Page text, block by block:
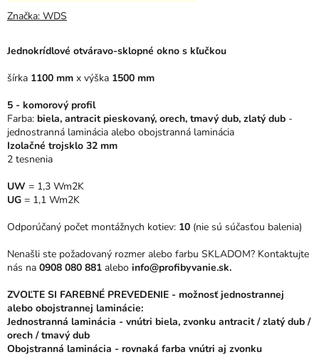
Jednokrídlové otváravo-sklopné okno s kľučkou
šírka 1100 mm x výška 1500 mm
5 - komorový profil
Farba: biela, antracit pieskovaný, orech, tmavý dub, zlatý dub -
jednostranná laminácia alebo obojstranná laminácia
Izolačné trojsklo 32 mm
2 tesnenia
UW = 1,3 Wm2K
UG = 1,1 Wm2K
Odporúčaný počet montážnych kotiev: 10 (nie sú súčasťou balenia)
Nenašli ste požadovaný rozmer alebo farbu SKLADOM? Kontaktujte
nás na 0908 080 881 alebo info@profibyvanie.sk.
ZVOĽTE SI FAREBNÉ PREVEDENIE - možnosť jednostrannej
alebo obojstrannej laminácie:
Jednostranná laminácia - vnútri biela, zvonku antracit / zlatý dub /
orech / tmavý dub
Obojstranná laminácia - rovnaká farba vnútri aj zvonku
produktu
z
hviezdičiek.
Značka: WDS